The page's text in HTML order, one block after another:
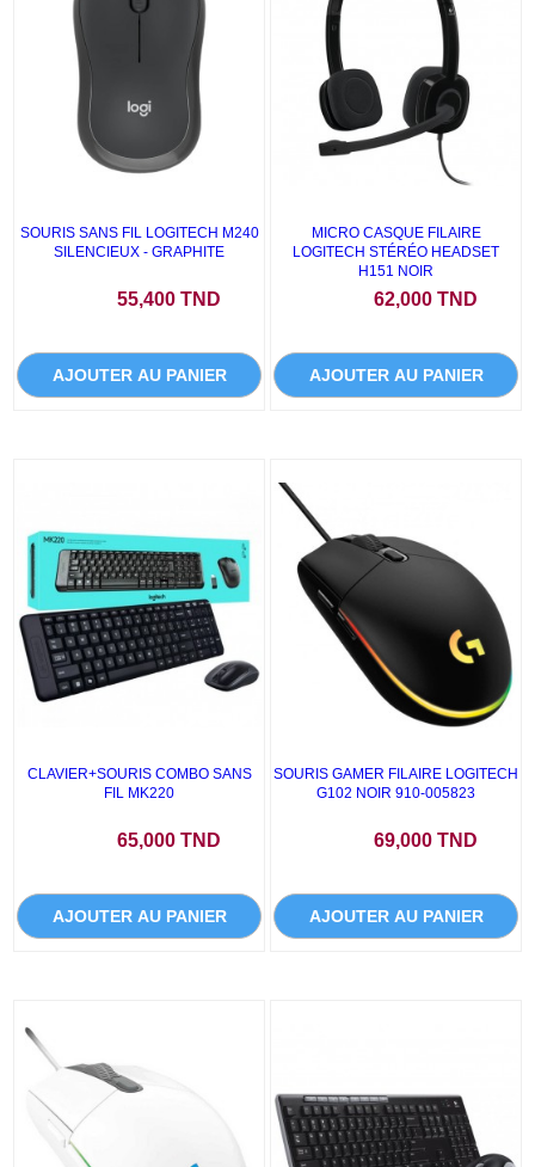
SOURIS SANS FIL LOGITECH M240
SILENCIEUX - GRAPHITE
55,400 TND
AJOUTER AU PANIER
MICRO CASQUE FILAIRE
LOGITECH STÉRÉO HEADSET
H151 NOIR
62,000 TND
AJOUTER AU PANIER
CLAVIER+SOURIS COMBO SANS
FIL MK220
65,000 TND
AJOUTER AU PANIER
SOURIS GAMER FILAIRE LOGITECH
G102 NOIR 910-005823
69,000 TND
AJOUTER AU PANIER